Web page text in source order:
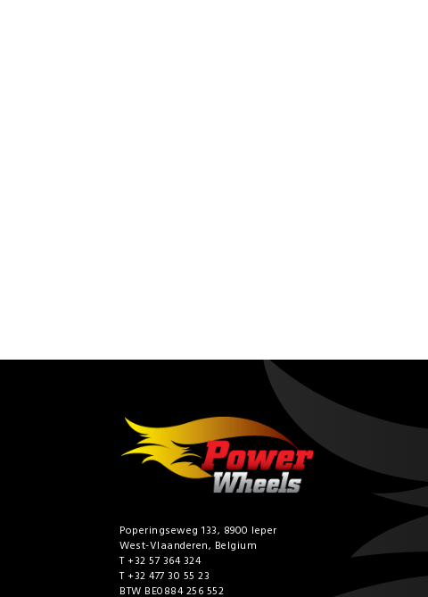
Poperingseweg 133, 8900 Ieper
West-Vlaanderen, Belgium
T +32 57 364 324
T +32 477 30 55 23
BTW BE0884 256 552